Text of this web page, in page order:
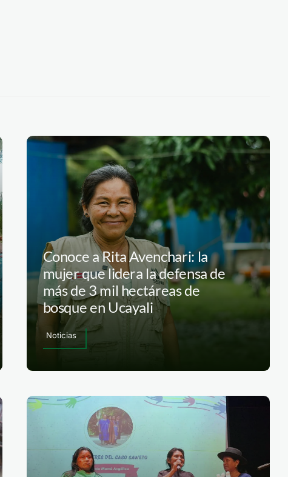
Conoce a Rita Avenchari: la
mujer que lidera la defensa de
más de 3 mil hectáreas de
bosque en Ucayali
Noticias